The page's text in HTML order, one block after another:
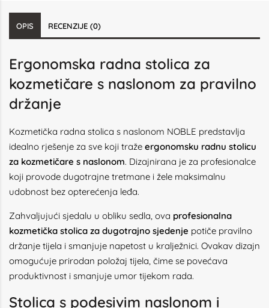
OPIS RECENZIJE (0)
Ergonomska radna stolica za
kozmetičare s naslonom za pravilno
držanje
Kozmetička radna stolica s naslonom NOBLE predstavlja
idealno rješenje za sve koji traže ergonomsku radnu stolicu
za kozmetičare s naslonom. Dizajnirana je za profesionalce
koji provode dugotrajne tretmane i žele maksimalnu
udobnost bez opterećenja leđa.
Zahvaljujući sjedalu u obliku sedla, ova profesionalna
kozmetička stolica za dugotrajno sjedenje potiče pravilno
držanje tijela i smanjuje napetost u kralježnici. Ovakav dizajn
omogućuje prirodan položaj tijela, čime se povećava
produktivnost i smanjuje umor tijekom rada.
Stolica s podesivim naslonom i